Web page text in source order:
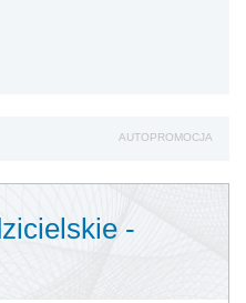
AUTOPROMOCJA
-